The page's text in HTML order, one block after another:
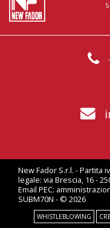
New Fador S.r.l. - Partita
legale: via Brescia, 16 -
Email PEC:
SUBM70N - © 2026
WHISTLEBLOWING